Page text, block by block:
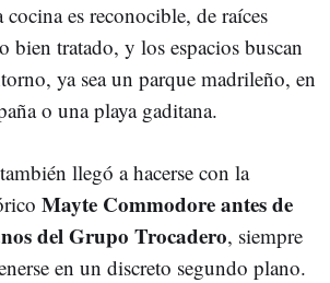
cocina es reconocible, de raíces
bien tratado, y los espacios buscan
ya sea un parque madrileño, en
o una playa gaditana.
llegó a hacerse con la
Mayte Commodoreantes de
del Grupo Trocadero, siempre
en un discreto segundo plano.